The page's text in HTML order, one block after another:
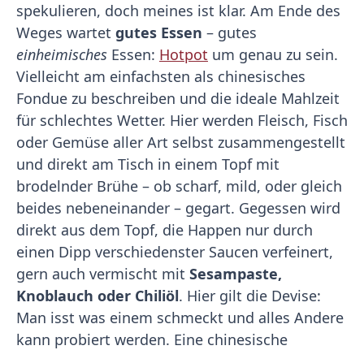
spekulieren, doch meines ist klar. Am Ende des
Weges wartet gutes Essen – gutes
einheimisches Essen: Hotpot um genau zu sein.
Vielleicht am einfachsten als chinesisches
Fondue zu beschreiben und die ideale Mahlzeit
für schlechtes Wetter. Hier werden Fleisch, Fisch
oder Gemüse aller Art selbst zusammengestellt
und direkt am Tisch in einem Topf mit
brodelnder Brühe – ob scharf, mild, oder gleich
beides nebeneinander – gegart. Gegessen wird
direkt aus dem Topf, die Happen nur durch
einen Dipp verschiedenster Saucen verfeinert,
gern auch vermischt mit Sesampaste,
Knoblauch oder Chiliöl. Hier gilt die Devise:
Man isst was einem schmeckt und alles Andere
kann probiert werden. Eine chinesische